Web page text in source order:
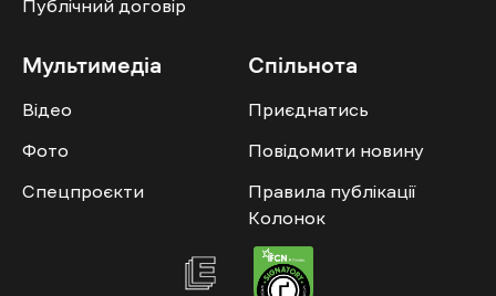
Публічний договір
Мультимедіа
Відео
Фото
Спецпроєкти
Спільнота
Приєднатись
Повідомити новину
Правила публікації
Колонок